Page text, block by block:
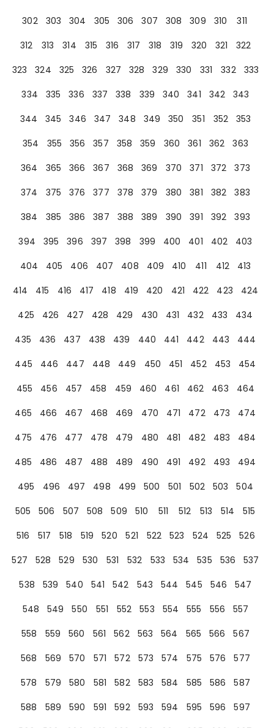
302
303 304 305 306 307 308 309 310
311
312
313 314 315 316 317 318 319 320 321
322
323
324 325 326 327 328 329 330 331 332
333
334
335 336 337 338 339 340 341 342
343
344
345 346 347 348 349 350 351 352
353
354
355 356 357 358 359 360 361 362
363
364
365 366 367 368 369 370 371 372
373
374
375 376 377 378 379 380 381 382
383
384
385 386 387 388 389 390 391 392
393
394
395 396 397 398 399 400 401 402
403
404
405 406 407 408 409 410 411 412
413
414
415 416 417 418 419 420 421 422 423
424
425
426 427 428 429 430 431 432 433
434
435
436 437 438 439 440 441 442 443
444
445
446 447 448 449 450 451 452 453
454
455
456 457 458 459 460 461 462 463
464
465
466 467 468 469 470 471 472 473
474
475
476 477 478 479 480 481 482 483
484
485
486 487 488 489 490 491 492 493
494
495
496 497 498 499 500 501 502 503
504
505
506 507 508 509 510 511 512 513 514
515
516
517 518 519 520 521 522 523 524 525
526
527
528 529 530 531 532 533 534 535 536
537
538
539 540 541 542 543 544 545 546
547
548
549 550 551 552 553 554 555 556
557
558
559 560 561 562 563 564 565 566
567
568
569 570 571 572 573 574 575 576
577
578
579 580 581 582 583 584 585 586
587
588
589 590 591 592 593 594 595 596
597